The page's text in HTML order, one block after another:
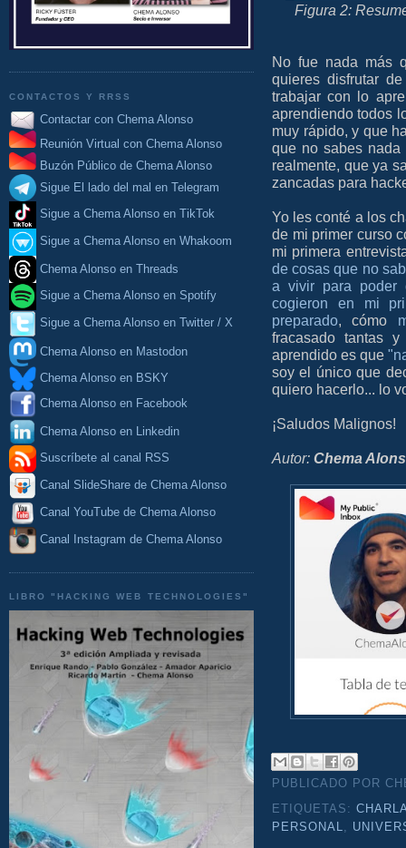
CONTACTOS Y RRSS
Contactar con Chema Alonso
Reunión Virtual con Chema Alonso
Buzón Público de Chema Alonso
Sigue El lado del mal en Telegram
Sigue a Chema Alonso en TikTok
Sigue a Chema Alonso en Whakoom
Chema Alonso en Threads
Sigue a Chema Alonso en Spotify
Sigue a Chema Alonso en Twitter / X
Chema Alonso en Mastodon
Chema Alonso en BSKY
Chema Alonso en Facebook
Chema Alonso en Linkedin
Suscríbete al canal RSS
Canal SlideShare de Chema Alonso
Canal YouTube de Chema Alonso
Canal Instagram de Chema Alonso
LIBRO "HACKING WEB TECHNOLOGIES"
Figura 2:
No fue nada más
quieres disfrutar
trabajar con lo
aprendiendo todos
muy rápido, y que
que no sabes
realmente, que ya
zancadas para
Yo les conté a los
de mi primer curso
mi primera
de cosas que no
a vivir para poder
cogieron en mi
preparado, cómo
fracasado tantas
aprendido es que
soy el único que
quiero hacerlo... lo
¡Saludos Malignos!
Autor: Chema
PUBLICADO POR
ETIQUETAS:
PERSONAL